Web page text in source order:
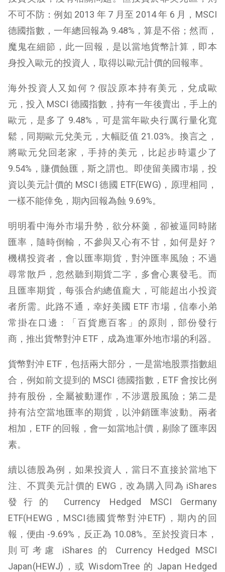
不可不防：例如 2013 年 7 月至 2014 年 6 月，MSCI
德國指數，一年總回報為 9.48%，算是不俗；然而，
魔鬼在細節，此一回報，是以當地貨幣計算，即本
身投入歐元的投資人，取得以歐元計價的回報率。
海外投資人又如何？假設原本持有美元，兌成歐
元，投入 MSCI 德國指數，持有一年後賣出，手上的
歐元，是多了 9.48%，可是當年歐央行厲行量化寬
鬆，同期歐元兌美元，大幅貶值 21.03%。換言之，
將歐元兌回老家，手持的美元，比起步時還少了
9.54%，賺價蝕匯，斯之謂也。即使留美國市場，投
資以美元計價的 MSCI 德國 ETF(EWG)，原理相同，
一樣不能倖免，期內回報為蝕 9.69%。
明明看中海外市場升勢，欲分杯羹，卻被逼同時賭
匯率，隨時倒輸，不參與又心有不甘，如何是好？
機構投資者，會以匯率期貨，對沖匯率風險；不過
尋常散戶，忽然聽到期貨二字，多會心裏發毛。而
且匯率期貨，每張合約總值龐大，可能超出小投資
者所需。此路不通，幸好美國 ETF 市場，信奉小弟
常掛在口邊：「百貨應百客」的原則，部份發行
商，推出貨幣對沖 ETF，成為進軍外地市場的利器。
貨幣對沖 ETF，包括兩大部分，一是當地股票指數組
合，例如前文提到的 MSCI 德國指數，ETF 會按比例
持有股份，全屬被動運作，不涉選股風險；第二是
持有沽空當地匯率的期貨，以沖銷匯率波動。兩者
相加，ETF 的回報，會一如當地計價，剔除了匯率因
素。
續以德股為例，如果投資人，當日不直接於當地下
注、不買美元計價的 EWG，改為購入同為 iShares
發行的 Currency Hedged MSCI Germany
ETF(HEWG，MSCI德國貨幣對沖ETF)，期內的回
報，便由 -9.69%，反正為 10.08%。至於投資日本，
則可考慮 iShares 的 Currency Hedged MSCI
Japan(HEWJ)，或 WisdomTree 的 Japan Hedged